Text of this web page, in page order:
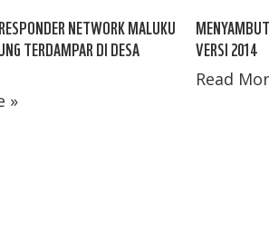
NETWORK MALUKU
TERDAMPAR DI DESA
»
VERSI 2014
Read